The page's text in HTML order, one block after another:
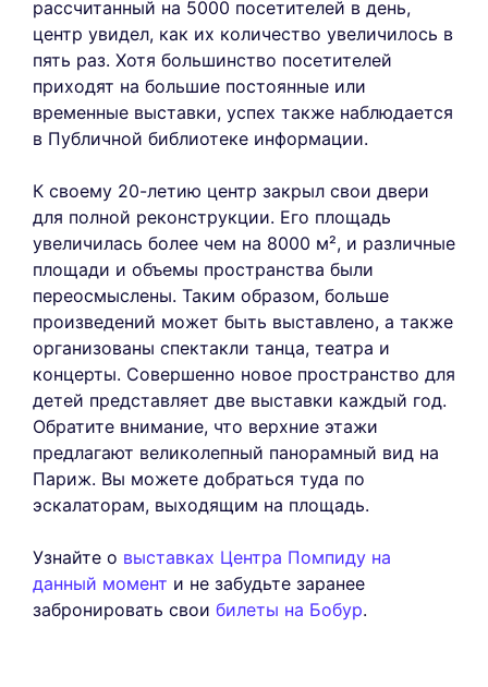
рассчитанный на 5000 посетителей в день,
центр увидел, как их количество увеличилось в
пять раз. Хотя большинство посетителей
приходят на большие постоянные или
временные выставки, успех также наблюдается
в Публичной библиотеке информации.
К своему 20-летию центр закрыл свои двери
для полной реконструкции. Его площадь
увеличилась более чем на 8000 м², и различные
площади и объемы пространства были
переосмыслены. Таким образом, больше
произведений может быть выставлено, а также
организованы спектакли танца, театра и
концерты. Совершенно новое пространство для
детей представляет две выставки каждый год.
Обратите внимание, что верхние этажи
предлагают великолепный панорамный вид на
Париж. Вы можете добраться туда по
эскалаторам, выходящим на площадь.
Узнайте о выставках Центра Помпиду на
данный момент и не забудьте заранее
забронировать свои билеты на Бобур.